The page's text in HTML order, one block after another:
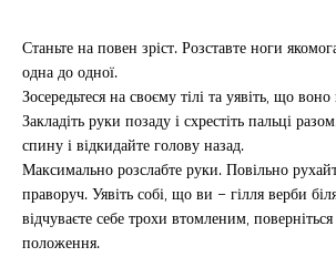
Станьте на повен зріст. Розставте ноги
одна до одної.
Зосередьтеся на своєму тілі та уявіть, що
Закладіть руки позаду і схрестіть пальці
спину і відкидайте голову назад.
Максимально розслабте руки. Повільно
праворуч. Уявіть собі, що ви – гілля верби
відчуваєте себе трохи втомленим,
положення.